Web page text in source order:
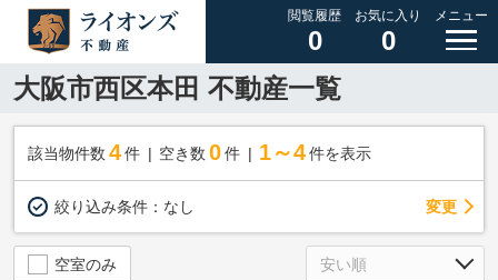
閲覧履歴
0
お気に入り
0
メニュー
大阪市西区本田 不動産一覧
該当物件数 4件 空き数 0 件 1～4 件を表示
絞り込み条件： なし 変更
空室のみ